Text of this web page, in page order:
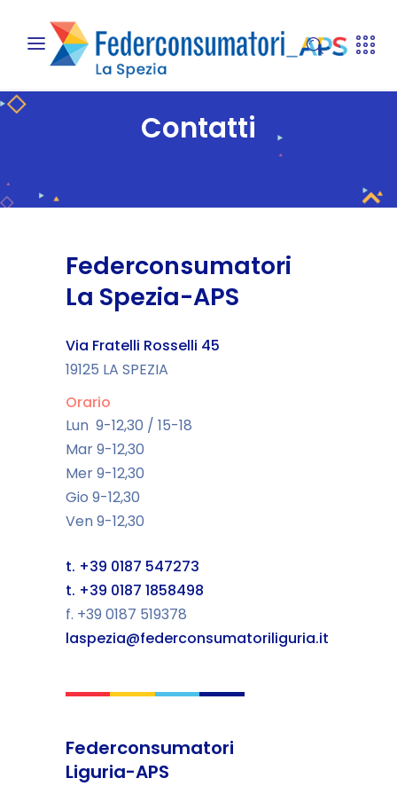
Contatti
Federconsumatori
La Spezia-APS
Via Fratelli Rosselli 45
19125 LA SPEZIA
Orario
Lun 9-12,30 / 15-18
Mar 9-12,30
Mer 9-12,30
Gio 9-12,30
Ven 9-12,30
t. +39 0187 547273
t. +39 0187 1858498
f. +39 0187 519378
laspezia@federconsumatoriliguria.it
Federconsumatori
Liguria-APS